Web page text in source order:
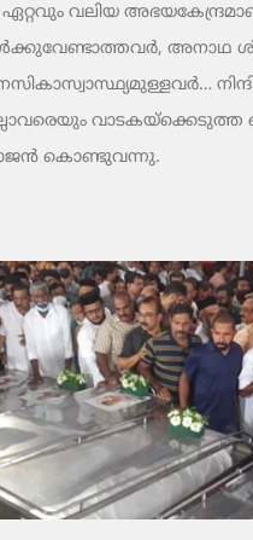
വലിയ
അനാഥ
വാടകയ്‌ക്കെടുത്ത
കൊണ്ടുവന്നു.